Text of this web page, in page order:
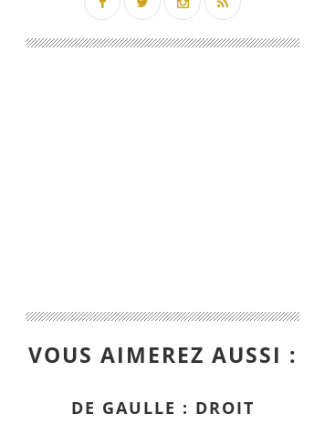
VOUS AIMEREZ AUSSI :
DE GAULLE : DROIT